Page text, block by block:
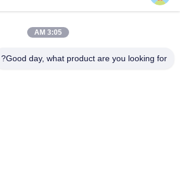
3:05 AM
Good day, what product are you looking for?